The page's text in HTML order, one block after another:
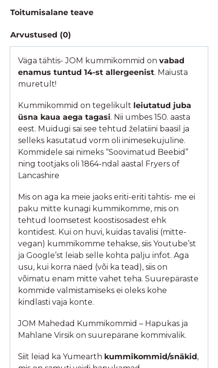
Toitumisalane teave
Arvustused (0)
Väga tähtis- JOM kummikommid onvabad
enamus tuntud 14-st allergeenist. Maiusta
muretult!
Kummikommid on tegelikult leiutatud juba
üsna kaua aega tagasi. Nii umbes 150. aasta
eest. Muidugi sai see tehtud želatiini baasil ja
selleks kasutatud vorm oli inimesekujuline.
Kommidele sai nimeks “Soovimatud Beebid”
ning tootjaks oli 1864-ndal aastal Fryers of
Lancashire
Mis on aga ka meie jaoks eriti-eriti tähtis- me ei
paku mitte kunagi kummikomme, mis on
tehtud loomsetest koostisosadest ehk
kontidest. Kui on huvi, kuidas tavalisi (mitte-
vegan) kummikomme tehakse, siis Youtube’st
ja Google’st leiab selle kohta palju infot. Aga
usu, kui korra näed (või ka tead), siis on
võimatu enam mitte vahet teha. Suurepäraste
kommide valmistamiseks ei oleks kohe
kindlasti vaja konte.
JOM Mahedad Kummikommid – Hapukas ja
Mahlane Virsik on suurepärane kommivalik.
Siit leiad ka Yumearth kummikommid/snäkid,